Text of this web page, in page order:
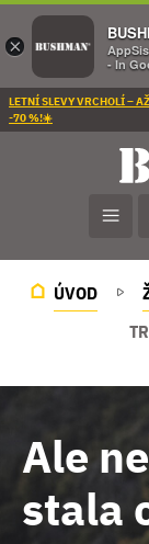
LETNÍ SLEVY VRCHOLÍ – AŽ
-70 %!☀️
ÚVOD
Ale
stala
×
- In